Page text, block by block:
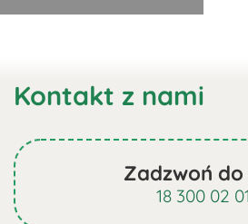
wiele
Opcje
można
wybrać
na
Kontakt z nami
Zadzwoń do
18 300 02 01